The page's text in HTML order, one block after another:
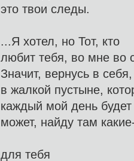
это твои следы.
...Я хотел, но Тот, кто
любит тебя, во мне во
Значит, вернусь в
в жалкой пустыне,
каждый мой день
может, найду там
для тебя